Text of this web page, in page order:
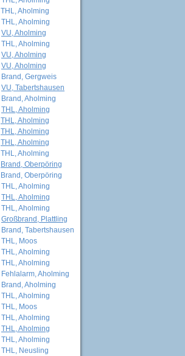
THL, Aholming
THL, Aholming
VU, Aholming
THL, Aholming
VU, Aholming
VU, Aholming
Brand, Gergweis
VU, Tabertshausen
Brand, Aholming
THL, Aholming
THL, Aholming
THL, Aholming
THL, Aholming
THL, Aholming
Brand, Oberpöring
Brand, Oberpöring
THL, Aholming
THL, Aholming
THL, Aholming
Großbrand, Plattling
Brand, Tabertshausen
THL, Moos
THL, Aholming
THL, Aholming
Fehlalarm, Aholming
Brand, Aholming
THL, Aholming
THL, Moos
THL, Aholming
THL, Aholming
THL, Aholming
THL, Neusling